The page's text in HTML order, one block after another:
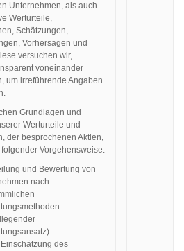
Unternehmen, als auch
Werturteile,
Schätzungen,
Vorhersagen und
versuchen wir,
voneinander
um irreführende Angaben
Grundlagen und
Werturteile und
der besprochenen Aktien,
Vorgehensweise:
und Bewertung von
nach
Einschätzung des